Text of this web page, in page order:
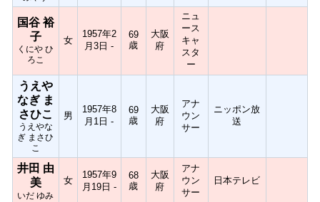
国谷 裕
子
くにや ひ
ろこ
女
1957年2
月3日 -
69
歳
大阪
府
ニュ
ース
キャ
スタ
ー
うえや
なぎ ま
さひこ
うえやな
ぎ まさひ
こ
男
1957年8
月1日 -
69
歳
大阪
府
アナ
ウン
サー
ニッポン放
送
井田 由
美
いだ ゆみ
女
1957年9
月19日 -
68
歳
大阪
府
アナ
ウン
サー
日本テレビ